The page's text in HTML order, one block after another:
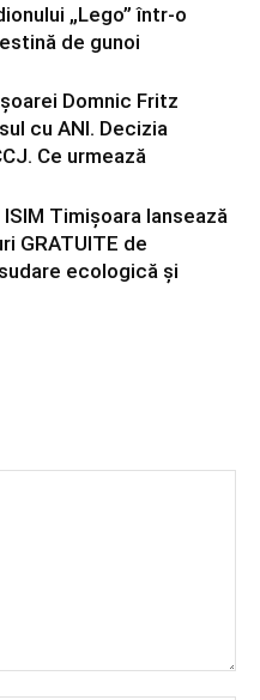
„Lego” într-o
de gunoi
Domnic Fritz
cu ANI. Decizia
Ce urmează
Timișoara lansează
GRATUITE de
ecologică și